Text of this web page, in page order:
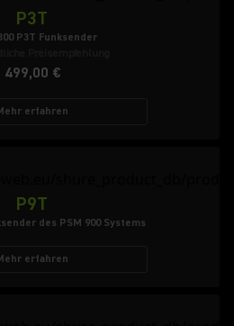
P3T
P3T Funksender
499,00 €
erfahren
P9T
des PSM 900 Systems
erfahren